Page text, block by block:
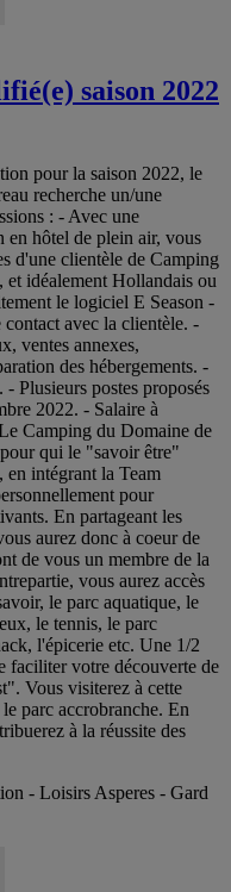
saison 2022
pour la saison 2022, le
recherche un/une
: - Avec une
en hôtel de plein air, vous
d'une clientèle de Camping
et idéalement Hollandais ou
le logiciel E Season -
avec la clientèle. -
ventes annexes,
des hébergements. -
Plusieurs postes proposés
2022. - Salaire à
Camping du Domaine de
qui le "savoir être"
intégrant la Team
pour
En partageant les
aurez donc à coeur de
de vous un membre de la
vous aurez accès
le parc aquatique, le
le tennis, le parc
l'épicerie etc. Une 1/2
faciliter votre découverte de
Vous visiterez à cette
parc accrobranche. En
à la réussite des
- Loisirs Asperes - Gard